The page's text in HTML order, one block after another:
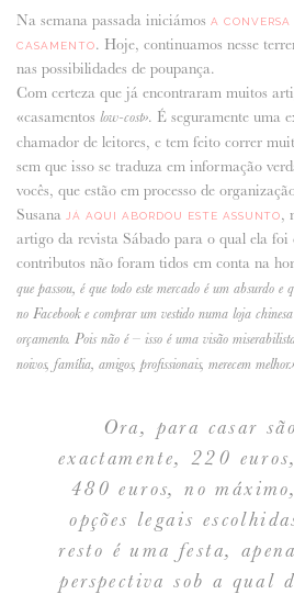
FORNECEDORES
ANUNCIE
Na semana passada iniciámos A CONVERSA
CASAMENTO. Hoje, continuamos nesse
nas possibilidades de poupança.
Com certeza que já encontraram muitos
«casamentos low-cost». É seguramente uma
chamador de leitores, e tem feito correr
sem que isso se traduza em informação
vocês, que estão em processo de
Susana
JÁ AQUI ABORDOU ESTE ASSUNTO,
artigo da revista Sábado para o qual ela foi
contributos não foram tidos em conta na
que passou, é que todo este mercado é um absurdo
no Facebook e comprar um vestido numa loja
orçamento. Pois não é – isso é uma visão
noivos, família, amigos, profissionais, merecem
Ora, para casar
exactamente, 220
480 euros, no
opções legais
resto é uma festa,
perspectiva sob a qual